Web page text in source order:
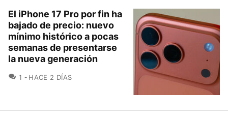
El iPhone 17 Pro por fin ha
bajado de precio: nuevo
mínimo histórico a pocas
semanas de presentarse
la nueva generación
1 COMENTARIOS
HACE 2 DÍAS